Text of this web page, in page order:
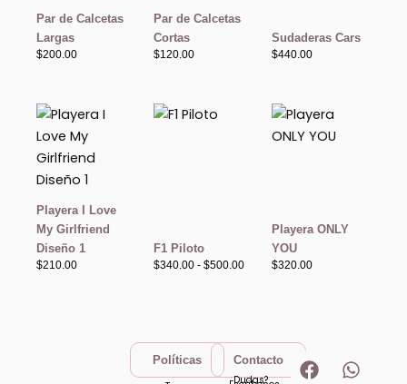
Par de Calcetas
Largas
$200.00
Par de Calcetas
Cortas
$120.00
Sudaderas Cars
$440.00
Playera I Love
My Girlfriend
Diseño 1
$210.00
F1 Piloto
$340.00 - $500.00
Rango
precios:
Playera ONLY
YOU
$320.00
Políticas
Contacto
Dudas?
F
a
W
h
I
n
T
i